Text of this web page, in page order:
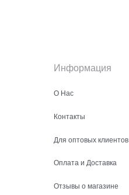
Информация
О Нас
Контакты
Для оптовых клиентов
Оплата и Доставка
Отзывы о магазине